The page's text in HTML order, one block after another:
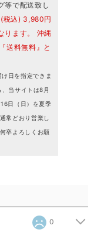
等で配送致し
(税込) 3,980円
ります。 沖縄
送料無料』と
日を指定できま
当サイトは8月
日（日）を夏季
常どおり営業し
卒よろしくお願
0